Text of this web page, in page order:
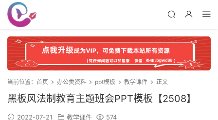
当前位置： 首页 办公类资料 ppt模板 教学课件 正文
黑板风法制教育主题班会PPT模板【2508】
2022-07-21 教学课件 574